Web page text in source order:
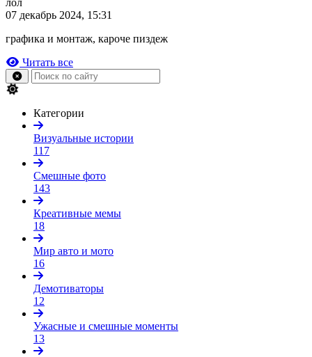
лол
07 декабрь 2024, 15:31
графика и монтаж, кароче пиздеж
Читать все
Категории
Визуальные истории
117
Смешные фото
143
Креативные мемы
18
Мир авто и мото
16
Демотиваторы
12
Ужасные и смешные моменты
13